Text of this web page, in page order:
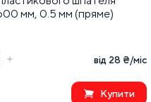
мм, 0.5 мм (пряме)
від 28 ₴/міс
Купити